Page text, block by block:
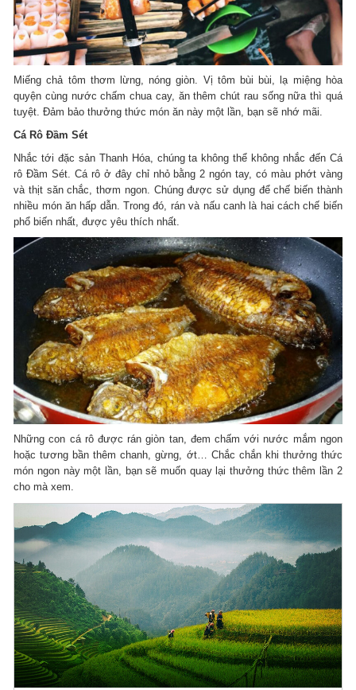
Miếng chả tôm thơm lừng, nóng giòn. Vị tôm bùi bùi, lạ miệng hòa
quyện cùng nước chấm chua cay, ăn thêm chút rau sống nữa thì quá
tuyệt. Đảm bảo thưởng thức món ăn này một lần, bạn sẽ nhớ mãi.
Cá Rô Đầm Sét
Nhắc tới đặc sản Thanh Hóa, chúng ta không thể không nhắc đến Cá
rô Đầm Sét. Cá rô ở đây chỉ nhỏ bằng 2 ngón tay, có màu phớt vàng
và thịt săn chắc, thơm ngon. Chúng được sử dụng để chế biến thành
nhiều món ăn hấp dẫn. Trong đó, rán và nấu canh là hai cách chế biến
phổ biến nhất, được yêu thích nhất.
Những con cá rô được rán giòn tan, đem chấm với nước mắm ngon
hoặc tương bần thêm chanh, gừng, ớt… Chắc chắn khi thưởng thức
món ngon này một lần, bạn sẽ muốn quay lại thưởng thức thêm lần 2
cho mà xem.